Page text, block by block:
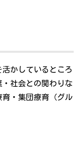
かしているところ
社会との関わりな
・集団療育（グル